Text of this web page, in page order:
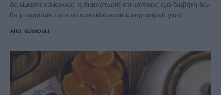
Ας είμαστε ειλικρινείς: η διαπίστωση ότι κάποιος έχει διαβήτη δεν
θα μπορούσε ποτέ να αποτελέσει αιτία εορτασμού γιατί…
ΑΠΌ GLYKOULI